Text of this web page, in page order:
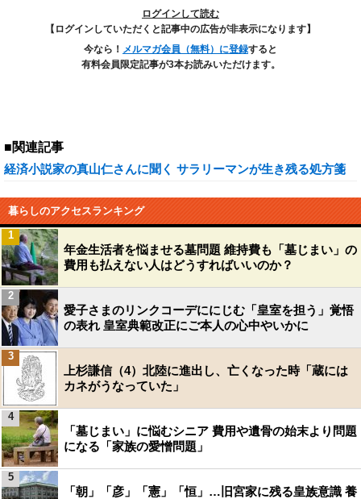
ログインして読む
【ログインしていただくと記事中の広告が非表示になります】
今なら！ メルマガ会員（無料）に登録すると
有料会員限定記事が3本お読みいただけます。
■関連記事
経済小説家の真山仁さんに聞く サラリーマンが生き残る処方箋
暮らしのアクセスランキング
年金生活者を悩ませる墓問題 維持費も「墓じまい」の
費用も払えない人はどうすればいいのか？
1
愛子さまのリンクコーデににじむ「皇室を担う」覚悟
の表れ 皇室典範改正にご本人の心中やいかに
2
上杉謙信（4）北陸に進出し、亡くなった時「蔵には
カネがうなっていた」
3
「墓じまい」に悩むシニア 費用や遺骨の始末より問題
になる「家族の愛憎問題」
4
「朝」「彦」「憲」「恒」…旧宮家に残る皇族意識 養
5